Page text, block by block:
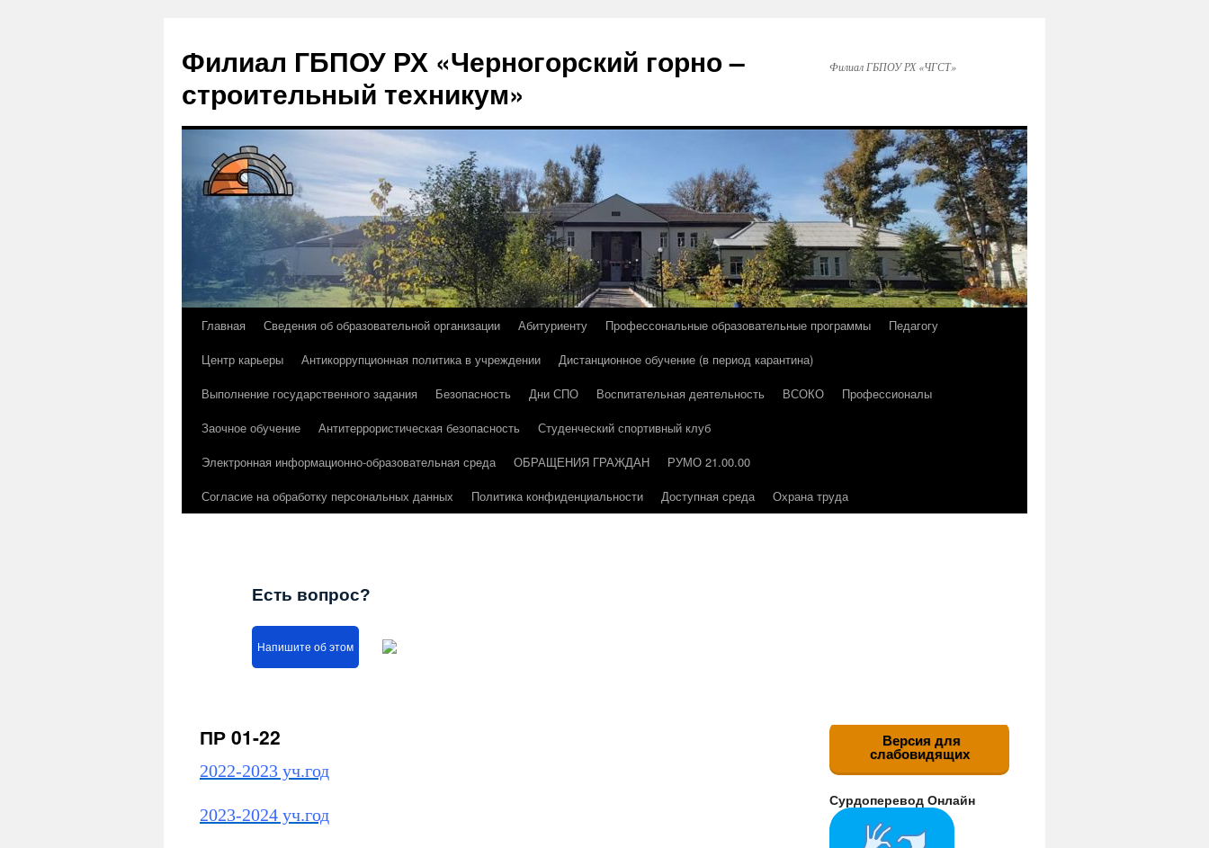
Филиал ГБПОУ РХ «Черногорский горно –
строительный техникум»
Филиал ГБПОУ РХ «ЧГСТ»
Перейти
содержимому
Главная Сведения об образовательной организации Абитуриенту Профессональные образовательные программы
Педагогу
Центр карьеры
Антикоррупционная политика в учреждении
Дистанционное обучение (в период карантина)
Выполнение государственного задания
Безопасность Дни СПО Воспитательная деятельность ВСОКО
Профессионалы
Заочное обучение
Антитеррористическая безопасность
Студенческий спортивный клуб
Электронная информационно-образовательная среда
ОБРАЩЕНИЯ ГРАЖДАН
РУМО 21.00.00
Согласие на обработку персональных данных
Политика конфиденциальности Доступная среда Охрана труда
Есть вопрос?
Напишите об этом
ПР 01-22
2022-2023 уч.год
2023-2024 уч.год
Версия для
слабовидящих
Сурдоперевод Онлайн